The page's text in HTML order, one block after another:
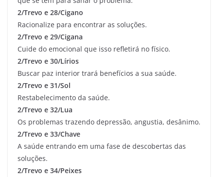
2/Trevo e 28/Cigano
Racionalize para encontrar as soluções.
2/Trevo e 29/Cigana
Cuide do emocional que isso refletirá no físico.
2/Trevo e 30/Lírios
Buscar paz interior trará benefícios a sua saúde.
2/Trevo e 31/Sol
Restabelecimento da saúde.
2/Trevo e 32/Lua
Os problemas trazendo depressão, angustia, desânimo.
2/Trevo e 33/Chave
A saúde entrando em uma fase de descobertas das
soluções.
2/Trevo e 34/Peixes